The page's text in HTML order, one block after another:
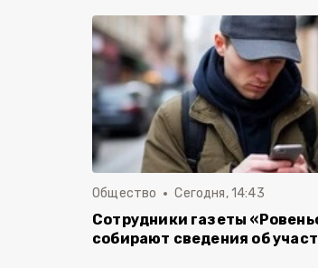
Общество Сегодня, 14:43
Сотрудники газеты
собирают сведения об